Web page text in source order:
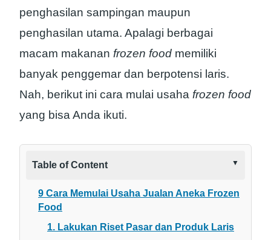
penghasilan sampingan maupun
penghasilan utama. Apalagi berbagai
macam makanan frozen food memiliki
banyak penggemar dan berpotensi laris.
Nah, berikut ini cara mulai usaha frozen food
yang bisa Anda ikuti.
Table of Content
9 Cara Memulai Usaha Jualan Aneka Frozen
Food
1. Lakukan Riset Pasar dan Produk Laris